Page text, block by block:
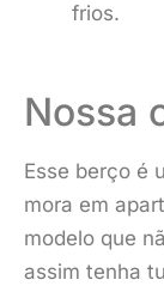
frios.
Nossa
Esse berço é
mora em
modelo que
assim tenha